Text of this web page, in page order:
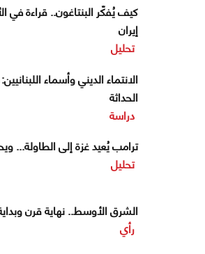
كيف يُفكّر البنتاغون.. قراءة في
إيران
تحليل
الانتماء الديني وأسماء
الحداثة
دراسة
ترامب يُعيد غزة إلى الطاولة...
تحليل
الشرق الأوسط.. نهاية قرن
رأي